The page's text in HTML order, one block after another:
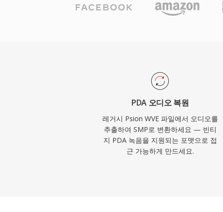
PDA 오디오 복원
레거시 Psion WVE 파일에서 오디오를
추출하여 SMP로 변환하세요 — 빈티
지 PDA 녹음을 지원되는 포맷으로 접
근 가능하게 만드세요.